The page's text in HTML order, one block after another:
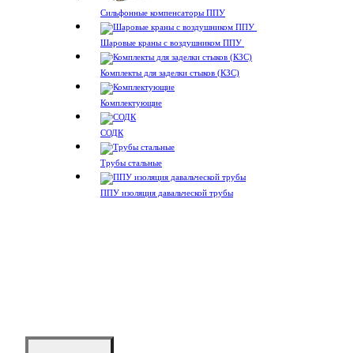
Сильфонные компенсаторы ППУ
Шаровые краны с воздушником ППУ
Комплекты для заделки стыков (КЗС)
Комплектующие
СОДК
Трубы стальные
ППУ изоляция давальческой трубы